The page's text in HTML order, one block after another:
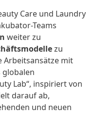
Care und Laundry
Teams
weiter zu
zu
Arbeitsansätze mit
globalen
Lab“, inspiriert von
darauf ab,
und neuen